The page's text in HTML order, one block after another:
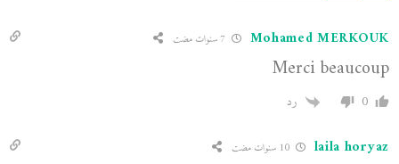
Mohamed MERKOUK
Merci beaucoup
0 رد
laila horyaz 10 سنوات مضت